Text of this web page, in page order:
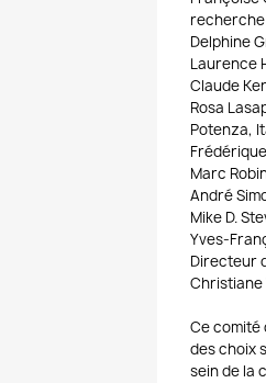
recherche
Delphine
Laurence
Claude
Rosa
Potenza,
Marc
André
Mike D.
Yves-
Directeur
Christiane
Ce
des choix
sein de la